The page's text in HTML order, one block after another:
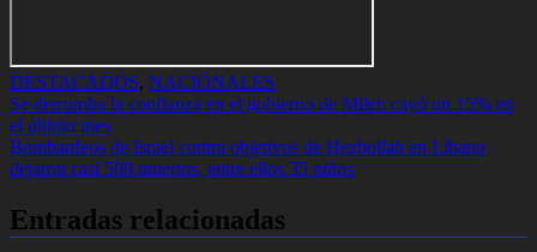
DESTACADOS, NACIONALES
Navegación
de
entradas
Se derrumba la confianza en el gobierno de Milei: cayó un 15% en
el último mes
Bombardeos de Israel contra objetivos de Hezbollah en Líbano
dejaron casi 500 muertos, entre ellos 35 niños
Entradas relacionadas